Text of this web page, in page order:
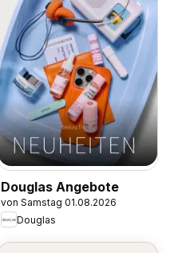
Douglas Angebote
von Samstag 01.08.2026
Douglas